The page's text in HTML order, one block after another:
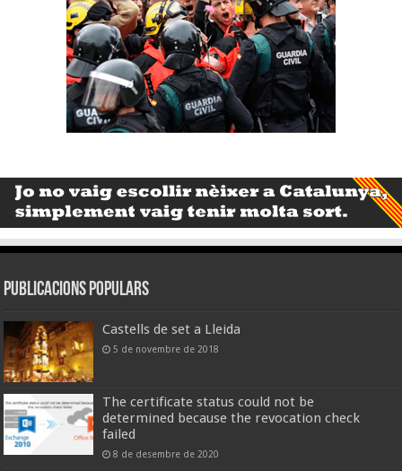
Publicacions populars
Castells de set a Lleida
5 de novembre de 2018
The certificate status could not be
determined because the revocation check
failed
8 de desembre de 2020